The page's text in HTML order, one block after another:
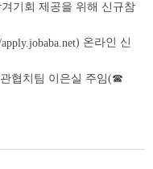
기회 제공을 위해 신규참
) 온라인 신
협치팀 이은실 주임(☎